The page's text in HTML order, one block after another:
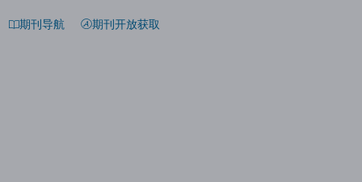
期刊导航 期刊开放获取